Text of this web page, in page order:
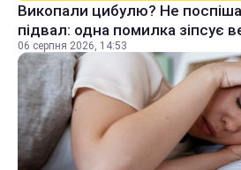
Викопали цибулю? Не
підвал: одна помилка зіпсує
06 серпня 2026, 14:53